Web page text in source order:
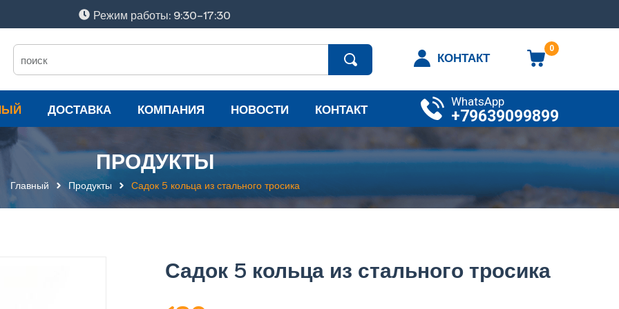
Режим работы: 9:30-17:30
0
КОНТАКТ
ДОСТАВКА КОМПАНИЯ НОВОСТИ КОНТАКТ WhatsApp
+79639099899
ПРОДУКТЫ
Главный Продукты Садок 5 кольца из стального тросика
Садок 5 кольца из стального тросика